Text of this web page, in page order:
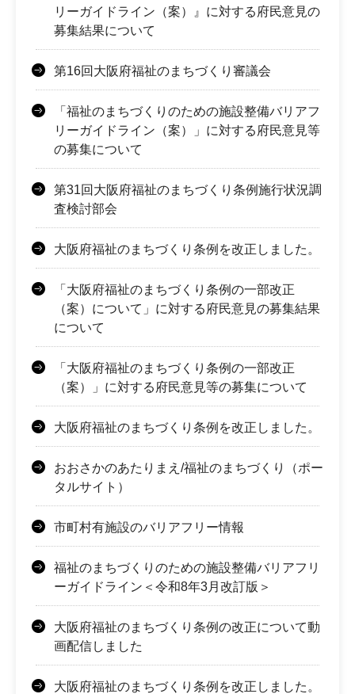
リーガイドライン（案）』に対する府民意見の
募集結果について
第16回大阪府福祉のまちづくり審議会
「福祉のまちづくりのための施設整備バリアフ
リーガイドライン（案）」に対する府民意見等
の募集について
第31回大阪府福祉のまちづくり条例施行状況調
査検討部会
大阪府福祉のまちづくり条例を改正しました。
「大阪府福祉のまちづくり条例の一部改正
（案）について」に対する府民意見の募集結果
について
「大阪府福祉のまちづくり条例の一部改正
（案）」に対する府民意見等の募集について
大阪府福祉のまちづくり条例を改正しました。
おおさかのあたりまえ/福祉のまちづくり（ポー
タルサイト）
市町村有施設のバリアフリー情報
福祉のまちづくりのための施設整備バリアフリ
ーガイドライン＜令和8年3月改訂版＞
大阪府福祉のまちづくり条例の改正について動
画配信しました
大阪府福祉のまちづくり条例を改正しました。